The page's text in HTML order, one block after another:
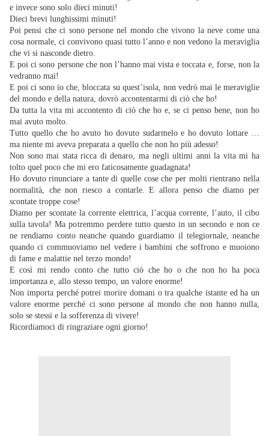
e invece sono solo dieci minuti!
Dieci brevi lunghissimi minuti!
Poi pensi che ci sono persone nel mondo che vivono la neve come una
cosa normale, ci convivono quasi tutto l’anno e non vedono la meraviglia
che vi si nasconde dietro.
E poi ci sono persone che non l’hanno mai vista e toccata e, forse, non la
vedranno mai!
E poi ci sono io che, bloccata su quest’isola, non vedrò mai le meraviglie
del mondo e della natura, dovrò accontentarmi di ciò che ho!
Da tutta la vita mi accontento di ciò che ho e, se ci penso bene, non ho
mai avuto molto.
Tutto quello che ho avuto ho dovuto sudarmelo e ho dovuto lottare …
ma niente mi aveva preparata a quello che non ho più adesso!
Non sono mai stata ricca di denaro, ma negli ultimi anni la vita mi ha
tolto quel poco che mi ero faticosamente guadagnata!
Ho dovuto rinunciare a tante di quelle cose che per molti rientrano nella
normalità, che non riesco a contarle. E allora penso che diamo per
scontate troppe cose!
Diamo per scontate la corrente elettrica, l’acqua corrente, l’auto, il cibo
sulla tavola! Ma potremmo perdere tutto questo in un secondo e non ce
ne rendiamo conto neanche quando guardiamo il telegiornale, neanche
quando ci commuoviamo nel vedere i bambini che soffrono e muoiono
di fame e malattie nel terzo mondo!
E così mi rendo conto che tutto ciò che ho o che non ho ha poca
importanza e, allo stesso tempo, un valore enorme!
Non importa perché potrei morire domani o tra qualche istante ed ha un
valore enorme perché ci sono persone al mondo che non hanno nulla,
solo se stessi e la sofferenza di vivere!
Ricordiamoci di ringraziare ogni giorno!